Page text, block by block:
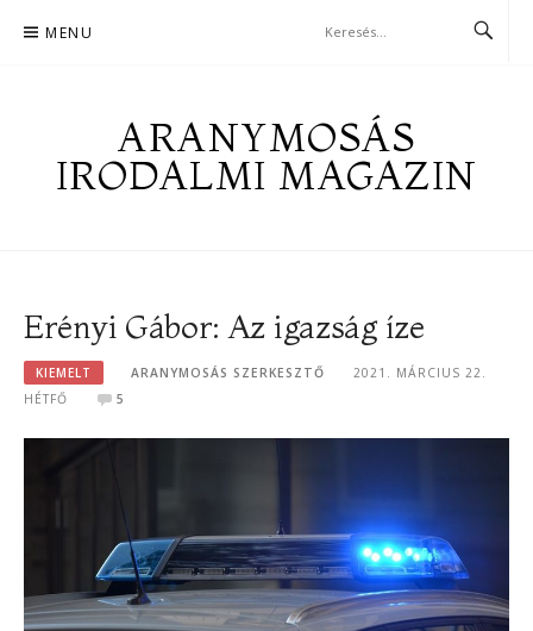
MENU
ARANYMOSÁS
IRODALMI MAGAZIN
Erényi Gábor: Az igazság íze
KIEMELT ARANYMOSÁS SZERKESZTŐ
2021. MÁRCIUS 22.
HÉTFŐ
5